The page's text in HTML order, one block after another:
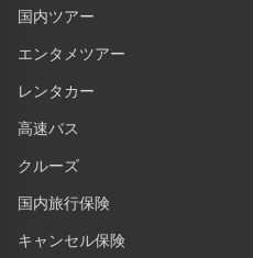
国内ツアー
エンタメツアー
レンタカー
高速バス
クルーズ
国内旅行保険
キャンセル保険